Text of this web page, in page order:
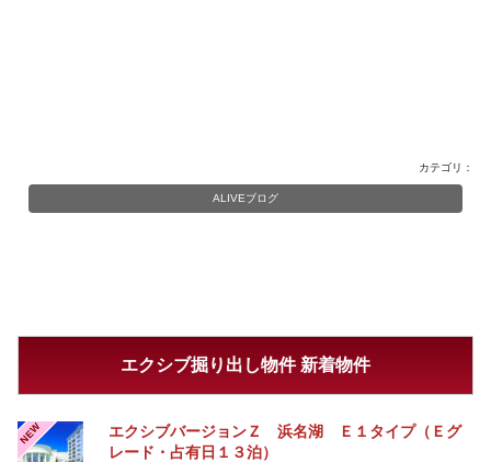
カテゴリ：
ALIVEブログ
エクシブ掘り出し物件 新着物件
NEW
エクシブバージョンＺ 浜名湖 Ｅ１タイプ（Ｅグ
レード・占有日１３泊）